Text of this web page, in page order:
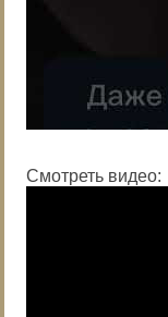
Смотреть видео: